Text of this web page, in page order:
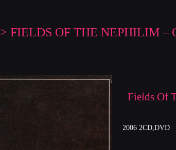
> FIELDS OF THE NEPHILIM –
Fields Of
2006 2CD,DVD